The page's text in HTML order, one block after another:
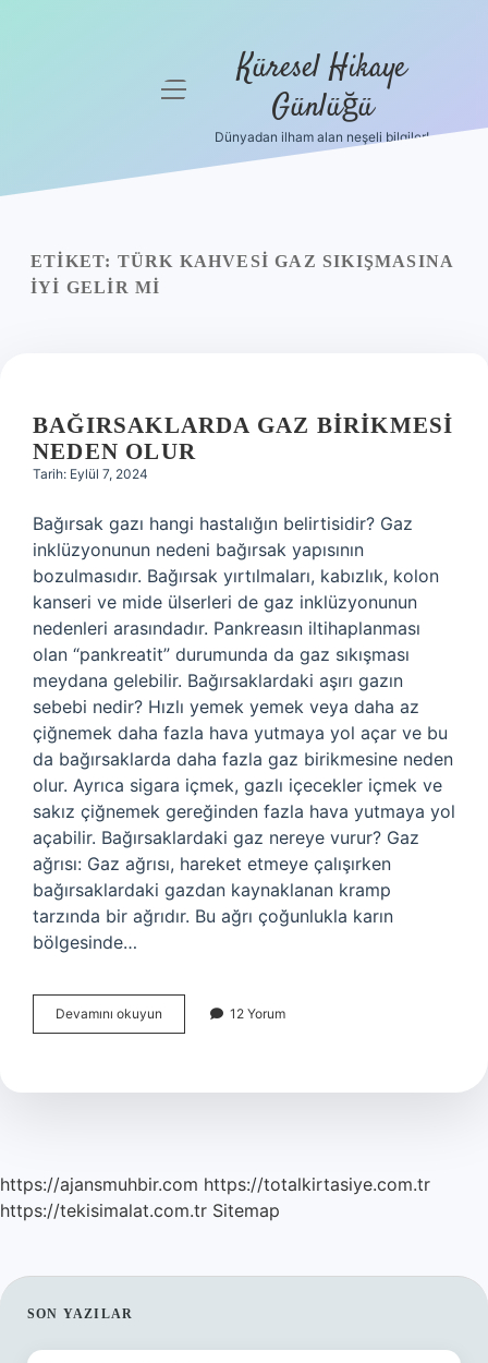
Yasal Uyarı
menüyü
Küresel Hikaye
Günlüğü
Dünyadan ilham alan neşeli bilgiler!
ETIKET: TÜRK KAHVESI GAZ SIKIŞMASINA
IYI GELIR MI
BAĞIRSAKLARDA GAZ BIRIKMESI
NEDEN OLUR
Tarih: Eylül 7, 2024
Bağırsak gazı hangi hastalığın belirtisidir? Gaz
inklüzyonunun nedeni bağırsak yapısının
bozulmasıdır. Bağırsak yırtılmaları, kabızlık, kolon
kanseri ve mide ülserleri de gaz inklüzyonunun
nedenleri arasındadır. Pankreasın iltihaplanması
olan “pankreatit” durumunda da gaz sıkışması
meydana gelebilir. Bağırsaklardaki aşırı gazın
sebebi nedir? Hızlı yemek yemek veya daha az
çiğnemek daha fazla hava yutmaya yol açar ve bu
da bağırsaklarda daha fazla gaz birikmesine neden
olur. Ayrıca sigara içmek, gazlı içecekler içmek ve
sakız çiğnemek gereğinden fazla hava yutmaya yol
açabilir. Bağırsaklardaki gaz nereye vurur? Gaz
ağrısı: Gaz ağrısı, hareket etmeye çalışırken
bağırsaklardaki gazdan kaynaklanan kramp
tarzında bir ağrıdır. Bu ağrı çoğunlukla karın
bölgesinde…
Devamını okuyun Bağırsaklarda
Gaz
Olur
12 Yorum
https://ajansmuhbir.com https://totalkirtasiye.com.tr
https://tekisimalat.com.tr Sitemap
SIDEBAR
SON YAZILAR